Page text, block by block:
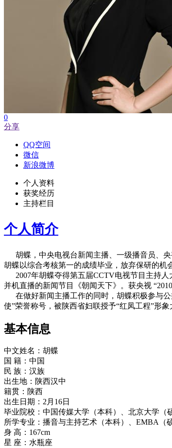
0
分享
QQ空间
微信
新浪微博
个人资料
获奖经历
主持栏目
个人简介
胡蝶，中央电视台新闻主播、一级播音员、央
胡蝶以综合考核第一的成绩毕业，放弃保研的机
2007年胡蝶夺得第五届CCTV电视节目主持人
并机直播的新闻节目《朝闻天下》。获央视
在做好新闻主播工作的同时，胡蝶积极参与公
使”荣誉称号，被陕西省妇联授予“红凤工程”形
基本信息
中文姓名：胡蝶
国 籍：中国
民 族：汉族
出生地：陕西汉中
籍贯：陕西
出生日期：2月16日
毕业院校：中国传媒大学（本科）、北京大学（
所学专业：播音与主持艺术（本科）、EMBA（
身 高：167cm
星 座：水瓶座